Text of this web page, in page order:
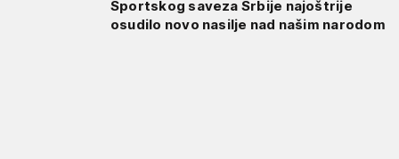
Sportskog saveza Srbije najoštrije
osudilo novo nasilje nad našim narodom